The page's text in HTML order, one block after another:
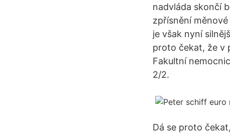
nadvláda skončí
zpřísnění
je však nyní
proto čekat, že v
Fakultní
2/2.
Dá se proto